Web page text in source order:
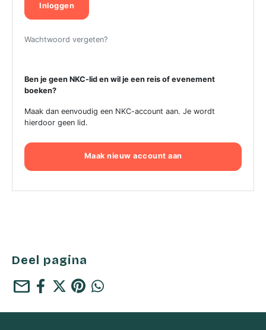
Inloggen
Wachtwoord vergeten?
Ben je geen NKC-lid en wil je een reis of evenement
boeken?
Maak dan eenvoudig een NKC-account aan. Je wordt
hierdoor geen lid.
Maak nieuw account aan
Deel pagina
mail